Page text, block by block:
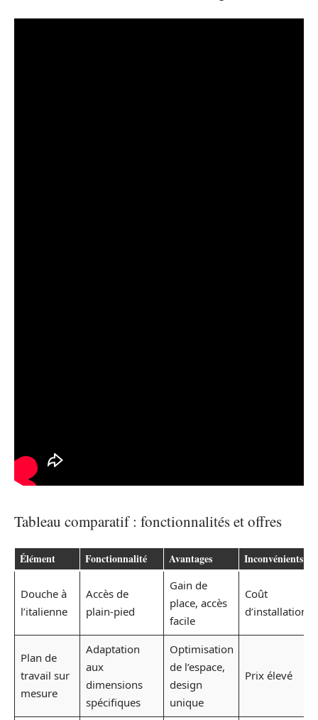
Tableau comparatif : fonctionnalités et offres
Élément Fonctionnalité Avantages Inconvénients
Douche à
l’italienne
Accès de
plain-pied
Gain de
place, accès
facile
Coût
d’installation
Plan de
travail sur
mesure
Adaptation
aux
dimensions
spécifiques
Optimisation
de l’espace,
design
unique
Prix élevé